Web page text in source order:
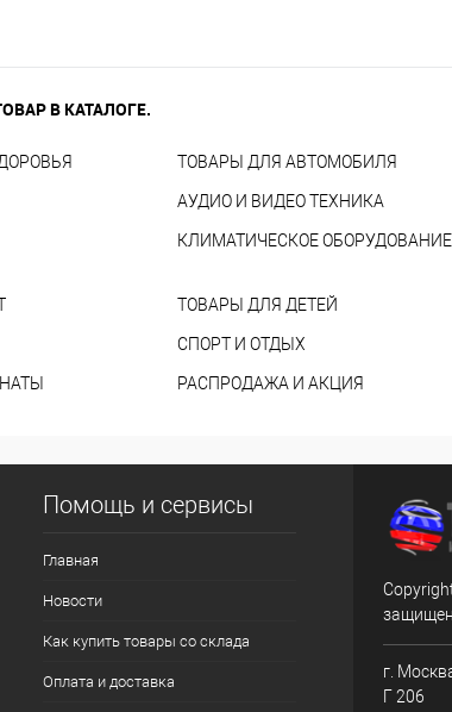
В КАТАЛОГЕ.
ТОВАРЫ ДЛЯ АВТОМОБИЛЯ
АУДИО И ВИДЕО ТЕХНИКА
КЛИМАТИЧЕСКОЕ ОБОРУДОВАНИЕ
ТОВАРЫ ДЛЯ ДЕТЕЙ
СПОРТ И ОТДЫХ
РАСПРОДАЖА И АКЦИЯ
Помощь и сервисы
Главная
Новости
Как купить товары со склада
Оплата и доставка
г.
Г 206